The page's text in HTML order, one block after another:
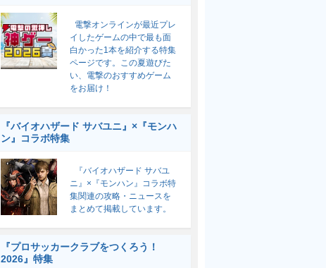
電撃オンラインが最近プレ
イしたゲームの中で最も面
白かった1本を紹介する特集
ページです。この夏遊びた
い、電撃のおすすめゲーム
をお届け！
『バイオハザード サバユニ』×『モンハ
ン』コラボ特集
『バイオハザード サバユ
ニ』×『モンハン』コラボ特
集関連の攻略・ニュースを
まとめて掲載しています。
『プロサッカークラブをつくろう！
2026』特集